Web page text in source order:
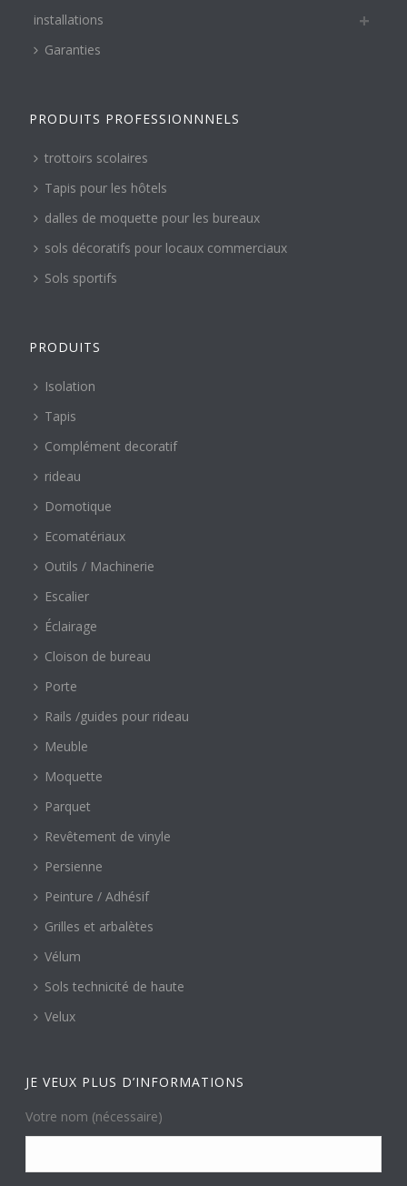
installations
Garanties
PRODUITS PROFESSIONNNELS
trottoirs scolaires
Tapis pour les hôtels
dalles de moquette pour les bureaux
sols décoratifs pour locaux commerciaux
Sols sportifs
PRODUITS
Isolation
Tapis
Complément decoratif
rideau
Domotique
Ecomatériaux
Outils / Machinerie
Escalier
Éclairage
Cloison de bureau
Porte
Rails /guides pour rideau
Meuble
Moquette
Parquet
Revêtement de vinyle
Persienne
Peinture / Adhésif
Grilles et arbalètes
Vélum
Sols technicité de haute
Velux
JE VEUX PLUS D’INFORMATIONS
Votre nom (nécessaire)